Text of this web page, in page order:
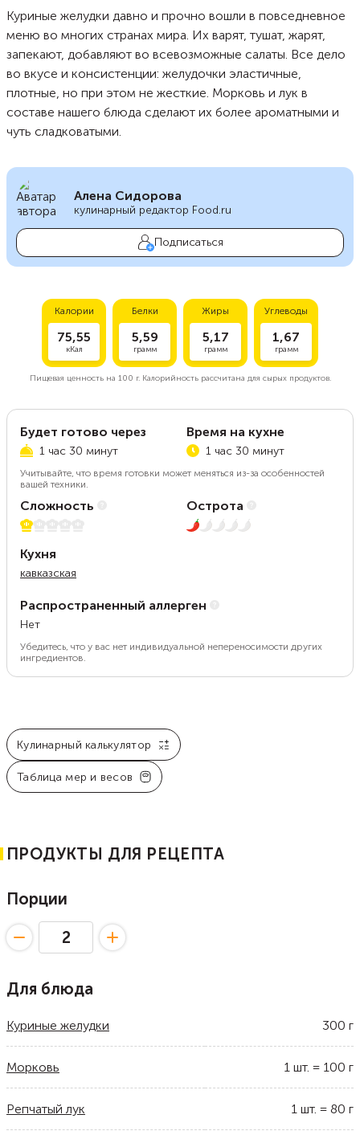
Куриные желудки давно и прочно вошли в повседневное
меню во многих странах мира. Их варят, тушат, жарят,
запекают, добавляют во всевозможные салаты. Все дело
во вкусе и консистенции: желудочки эластичные,
плотные, но при этом не жесткие. Морковь и лук в
составе нашего блюда сделают их более ароматными и
чуть сладковатыми.
Алена Сидорова
кулинарный редактор Food.ru
Подписаться
Калории
75,55
кКал
Белки
5,59
грамм
Жиры
5,17
грамм
Углеводы
1,67
грамм
Пищевая ценность на 100 г.Калорийность рассчитана для сырых продуктов.
Будет готово через
1 час 30 минут
Время на кухне
1 час 30 минут
Учитывайте, что время готовки может меняться из-за особенностей
вашей техники.
Сложность
1 из 5
Острота
1 из 5
Кухня
кавказская
Распространенный аллерген
Нет
Убедитесь, что у вас нет индивидуальной непереносимости других
ингредиентов.
Кулинарный калькулятор
Таблица мер и весов
ПРОДУКТЫ ДЛЯ РЕЦЕПТА
Порции
Для блюда
Куриные желудки 300 г
Морковь 1 шт. = 100 г
Репчатый лук 1 шт. = 80 г